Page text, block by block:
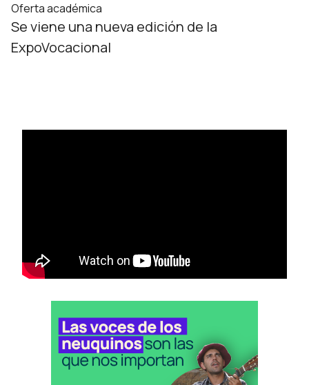
Oferta académica
Se viene una nueva edición de la
ExpoVocacional